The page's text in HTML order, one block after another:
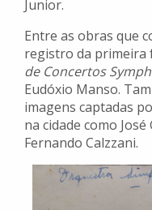
Junior.
Entre as obras que
registro da primeira
de Concertos
Eudóxio Manso.
imagens captadas
na cidade como
Fernando Calzzani.